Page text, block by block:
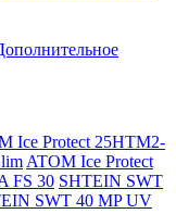
Ice Protect 25HTM2-
ATOM Ice Protect
FS 30 SHTEIN SWT
SWT 40 MP UV